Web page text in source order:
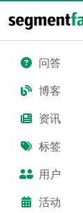
问答
博客
资讯
标签
用户
活动